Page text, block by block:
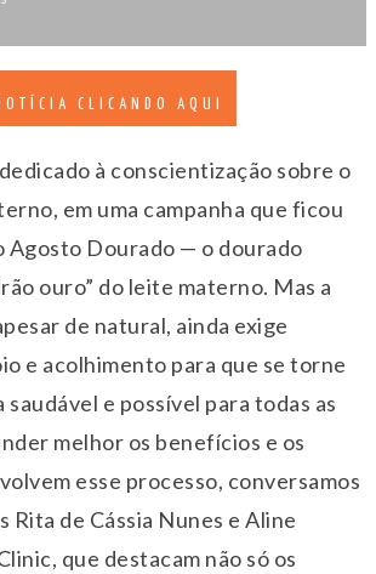
CLICANDO AQUI
à conscientização sobre o
em uma campanha que ficou
Agosto Dourado — o dourado
ouro” do leite materno. Mas a
de natural, ainda exige
e acolhimento para que se torne
saudável e possível para todas as
melhor os benefícios e os
esse processo, conversamos
Rita de Cássia Nunes e Aline
que destacam não só os